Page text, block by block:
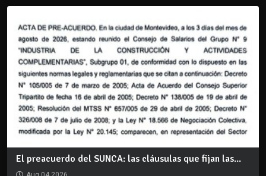
El preacuerdo del SUNCA: las cláusulas que fijan las...